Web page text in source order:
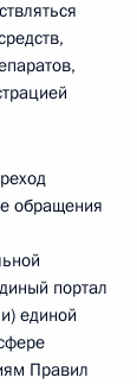
обращения
портал
единой
Правил